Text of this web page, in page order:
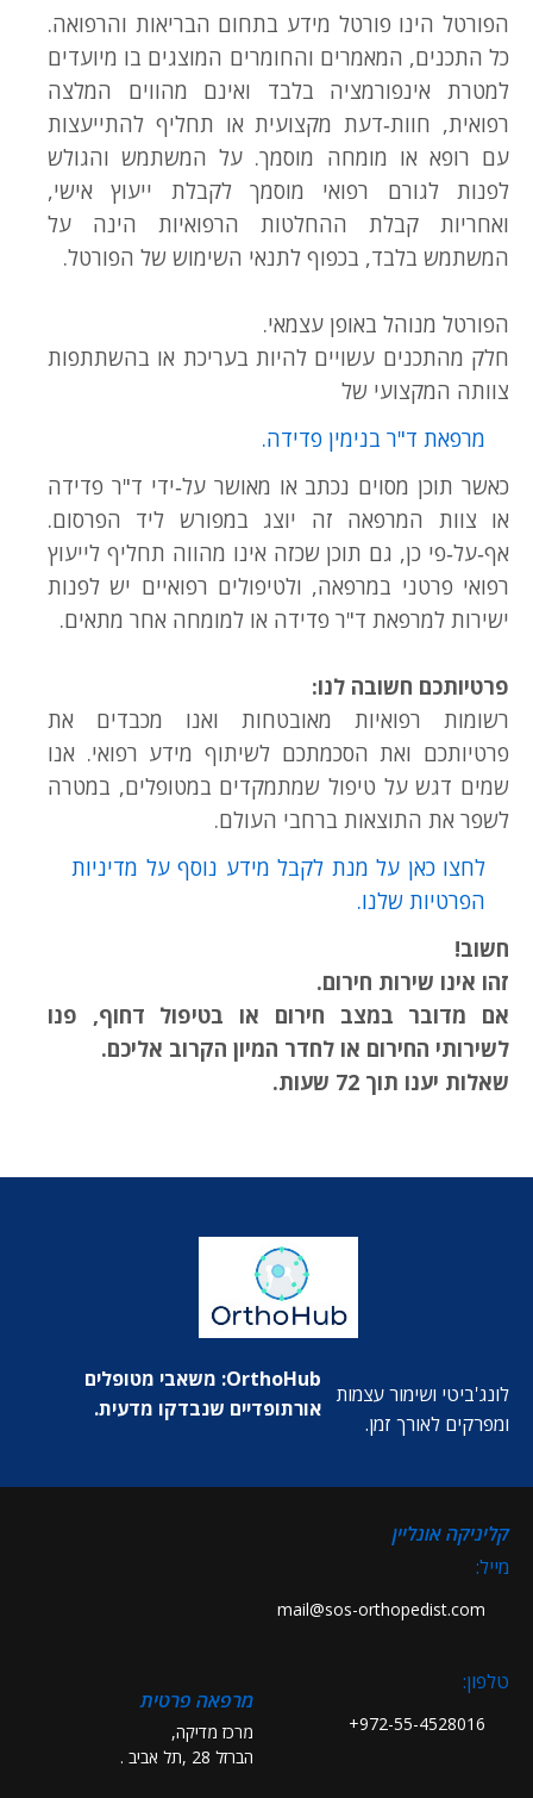
הפורטל הינו פורטל מידע בתחום הבריאות והרפואה.
כל התכנים, המאמרים והחומרים המוצגים בו מיועדים
למטרת אינפורמציה בלבד ואינם מהווים המלצה
רפואית, חוות‑דעת מקצועית או תחליף להתייעצות
עם רופא או מומחה מוסמך. על המשתמש והגולש
לפנות לגורם רפואי מוסמך לקבלת ייעוץ אישי,
ואחריות קבלת ההחלטות הרפואיות הינה על
המשתמש בלבד, בכפוף לתנאי השימוש של הפורטל.
הפורטל מנוהל באופן עצמאי.
חלק מהתכנים עשויים להיות בעריכת או בהשתתפות
צוותה המקצועי של
מרפאת ד"ר בנימין פדידה.
כאשר תוכן מסוים נכתב או מאושר על‑ידי ד"ר פדידה
או צוות המרפאה זה יוצג במפורש ליד הפרסום.
אף‑על‑פי כן, גם תוכן שכזה אינו מהווה תחליף לייעוץ
רפואי פרטני במרפאה, ולטיפולים רפואיים יש לפנות
ישירות למרפאת ד"ר פדידה או למומחה אחר מתאים.
פרטיותכם חשובה לנו:
רשומות רפואיות מאובטחות ואנו מכבדים את
פרטיותכם ואת הסכמתכם לשיתוף מידע רפואי. אנו
שמים דגש על טיפול שמתמקדים במטופלים, במטרה
לשפר את התוצאות ברחבי העולם.
לחצו כאן על מנת לקבל מידע נוסף על מדיניות
הפרטיות שלנו.
חשוב!
זהו אינו שירות חירום.
אם מדובר במצב חירום או בטיפול דחוף, פנו
לשירותי החירום או לחדר המיון הקרוב אליכם.
שאלות יענו תוך 72 שעות.
OrthoHub: משאבי מטופלים
אורתופדיים שנבדקו מדעית.
לונג'ביטי ושימור עצמות
ומפרקים לאורך זמן.
קליניקה אונליין
מייל:
mail@sos-orthopedist.com
טלפון:
972-55-4528016+
מרפאה פרטית
מרכז מדיקה,
הברזל 28 ,תל אביב .